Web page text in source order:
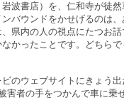
岩波書店）を、仁和寺が徒
バウンドをかせげるのは
県内の人の視点にたつお
かったことです。どちら
のウェブサイトにきょう
害者の手をつかんで車に乗